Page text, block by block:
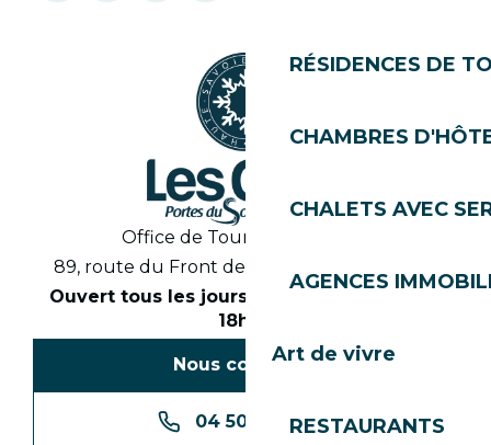
RÉSIDENCES DE
CHAMBRES
CHALETS AVEC
AGENCES
Art de vivre
RESTAURANTS
Office de Tourisme des Gets
89, route du Front de Neige 74260 Les Gets
Ouvert tous les jours en saison de 8h30 à
18h30
Nous contacter
04 50 74 74 74